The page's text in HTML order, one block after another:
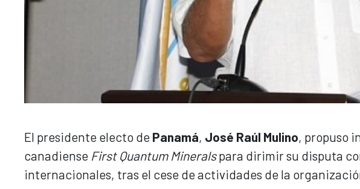
El presidente electo de Panamá, José Raúl Mulino, propuso
canadiense First Quantum Mineralspara dirimir su disputa
internacionales, tras el cese de actividades de la